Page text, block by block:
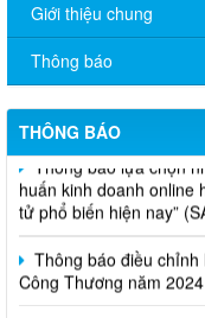
Giới thiệu chung
Thông báo
THÔNG BÁO
V/v đề nghị báo cáo
và hoạt động mua bán
2).
Thông báo bán thanh
Thông báo lựa chọn
huấn kinh doanh online
tử phổ biến hiện nay”
Thông báo điều
Công Thương năm 2024